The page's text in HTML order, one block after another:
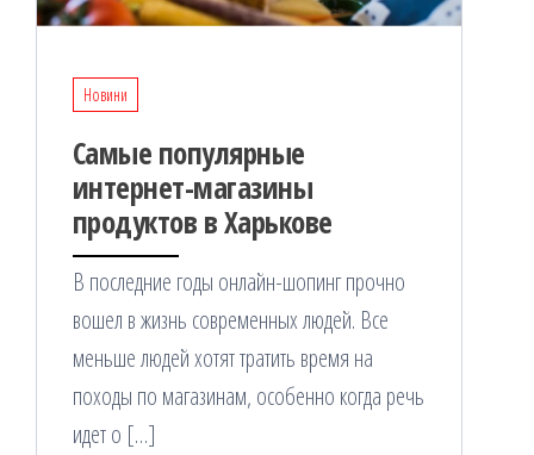
Новини
Самые популярные
интернет-магазины
продуктов в Харькове
В последние годы онлайн-шопинг прочно
вошел в жизнь современных людей. Все
меньше людей хотят тратить время на
походы по магазинам, особенно когда речь
идет о […]